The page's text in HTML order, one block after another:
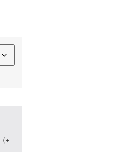
(+